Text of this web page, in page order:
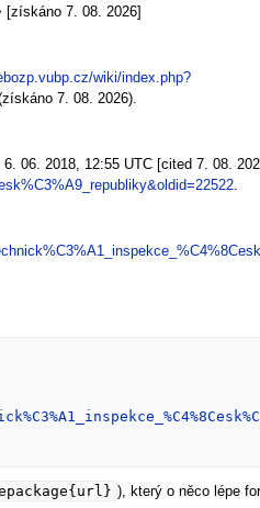
[získáno 7. 08. 2026]
wiki/index.php?
7. 08. 2026).
06. 2018, 12:55 UTC [cited 7. 08.
.
), který o něco lépe